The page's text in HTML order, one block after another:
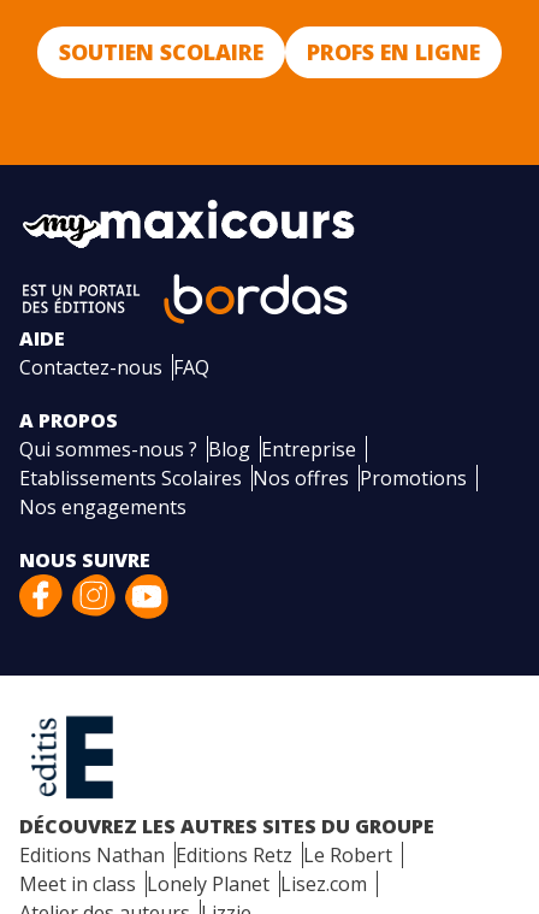
SOUTIEN SCOLAIRE PROFS EN LIGNE
AIDE
Contactez-nous FAQ
A PROPOS
Qui sommes-nous ? Blog Entreprise
Etablissements Scolaires Nos offres Promotions
Nos engagements
NOUS SUIVRE
DÉCOUVREZ LES AUTRES SITES DU GROUPE
Editions Nathan Editions Retz Le Robert
Meet in class Lonely Planet Lisez.com